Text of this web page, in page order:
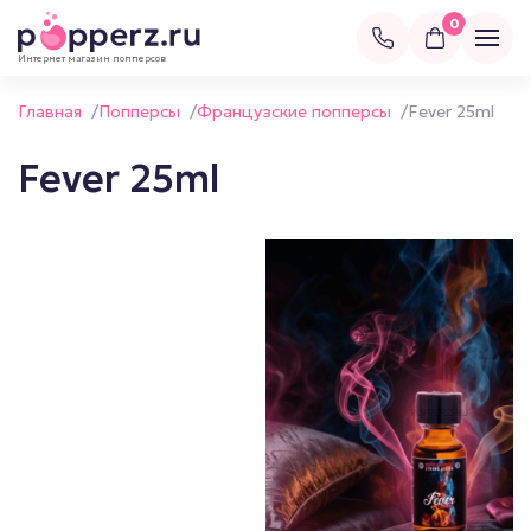
Интернет магазин попперсов
0
Главная /Попперсы /Французские попперсы /Fever 25ml
Fever 25ml